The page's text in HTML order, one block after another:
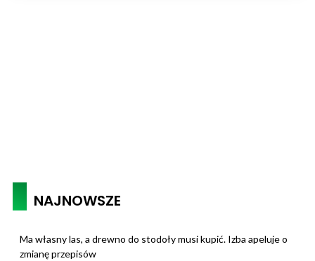
NAJNOWSZE
Ma własny las, a drewno do stodoły musi kupić. Izba apeluje o
zmianę przepisów